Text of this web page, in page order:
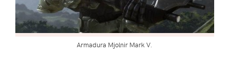
Armadura Mjolnir Mark V.